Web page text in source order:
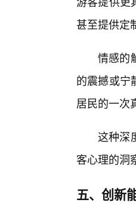
甚至提供定
情感的
的震撼或宁
居民的一次
这种深
客心理的洞
五、创新